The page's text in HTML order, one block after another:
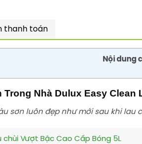
thanh toán
Nội dung
Nhà Dulux Easy Clean
sơn luôn đẹp như mới sau khi lau
chùi Vượt Bậc Cao Cấp Bóng 5L